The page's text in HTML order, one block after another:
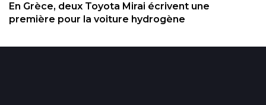
En Grèce, deux Toyota Mirai écrivent une
première pour la voiture hydrogène